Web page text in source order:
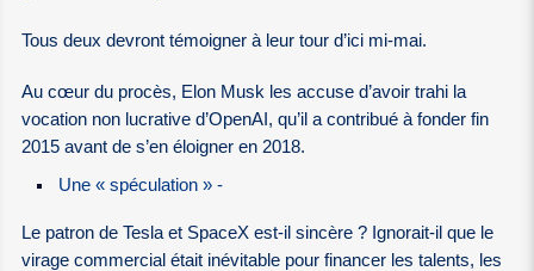
Tous deux devront témoigner à leur tour d’ici mi-mai.
Au cœur du procès, Elon Musk les accuse d’avoir trahi la
vocation non lucrative d’OpenAI, qu’il a contribué à fonder fin
2015 avant de s’en éloigner en 2018.
Une « spéculation » -
Le patron de Tesla et SpaceX est-il sincère ? Ignorait-il que le
virage commercial était inévitable pour financer les talents, les